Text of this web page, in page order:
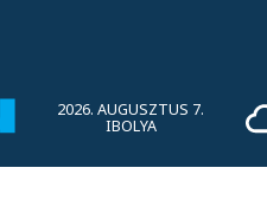
2026. AUGUSZTUS 7.
IBOLYA